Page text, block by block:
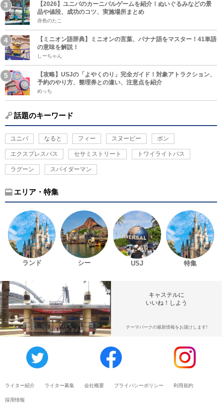
【2026】ユニバのカーニバルゲームを紹介！ぬいぐるみなどの景
品や値段、成功のコツ、実施場所まとめ
赤色のたこ
【ミニオン語辞典】ミニオンの言葉、バナナ語をマスター！41単語
の意味を解説！
しーちゃん
【攻略】USJの「よやくのり」完全ガイド！対象アトラクション、
予約のやり方、整理券との違い、注意点を紹介
めっち
話題のキーワード
ユニバ なると フィー スヌーピー ボン
エクスプレスパス セサミストリート トワイライトパス
ラグーン スパイダーマン
エリア・特集
ランド シー USJ 特集
キャステルに
いいね！しよう
テーマパークの最新情報をお届けします!
ライター紹介 ライター募集 会社概要 プライバシーポリシー 利用規約
採用情報